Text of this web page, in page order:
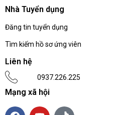
Nhà Tuyển dụng
Đăng tin tuyển dụng
Tìm kiếm hồ sơ ứng viên
Liên hệ
0937.226.225
Mạng xã hội